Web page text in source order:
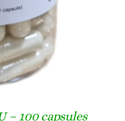
– 100 capsules